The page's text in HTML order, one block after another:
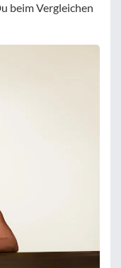
beim Vergleichen